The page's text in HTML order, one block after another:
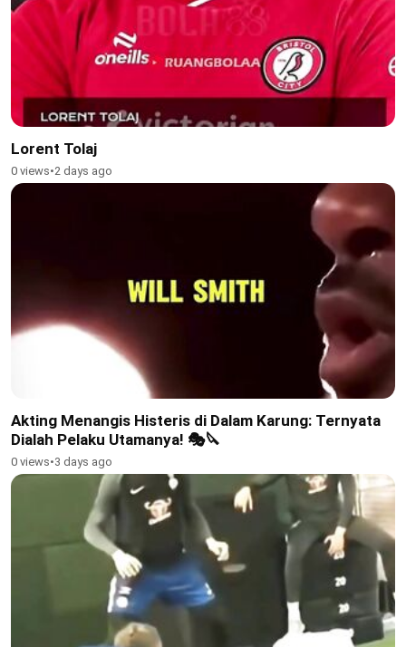
Lorent Tolaj
0 views•2 days ago
Akting Menangis Histeris di Dalam Karung: Ternyata
Dialah Pelaku Utamanya! 🎭🔪
0 views•3 days ago